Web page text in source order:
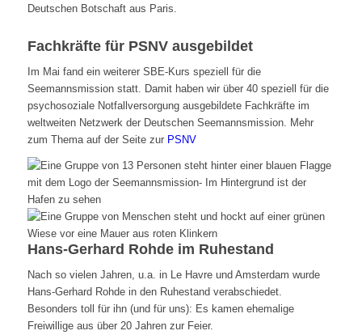
Deutschen Botschaft aus Paris.
Fachkräfte für PSNV ausgebildet
Im Mai fand ein weiterer SBE-Kurs speziell für die
Seemannsmission statt. Damit haben wir über 40 speziell für die
psychosoziale Notfallversorgung ausgebildete Fachkräfte im
weltweiten Netzwerk der Deutschen Seemannsmission. Mehr
zum Thema auf der Seite zur PSNV
Hans-Gerhard Rohde im Ruhestand
Nach so vielen Jahren, u.a. in Le Havre und Amsterdam wurde
Hans-Gerhard Rohde in den Ruhestand verabschiedet.
Besonders toll für ihn (und für uns): Es kamen ehemalige
Freiwillige aus über 20 Jahren zur Feier.